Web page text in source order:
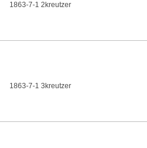
1863-7-1 2kreutzer
1863-7-1 3kreutzer